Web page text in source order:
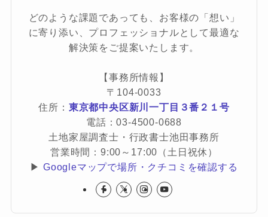
どのような課題であっても、お客様の「想い」
に寄り添い、プロフェッショナルとして最適な
解決策をご提案いたします。
【事務所情報】
〒104-0033
住所： 東京都中央区新川一丁目３番２１号
電話：03-4500-0688
土地家屋調査士・行政書士池田事務所
営業時間：9:00～17:00（土日祝休）
▶ Googleマップで場所・クチコミを確認する